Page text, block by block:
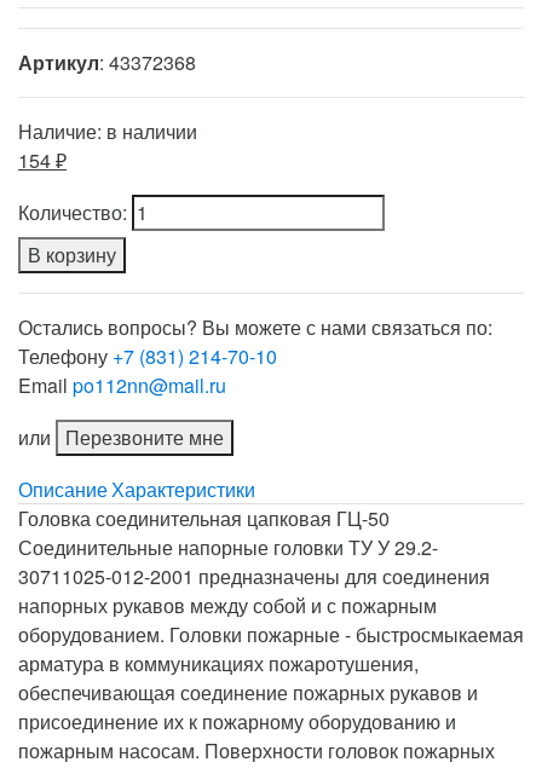
Артикул: 43372368
Наличие: в наличии
154 ₽
Количество:
В корзину
Остались вопросы? Вы можете с нами связаться по:
Телефону +7 (831) 214-70-10
Email po112nn@mail.ru
или
Перезвоните мне
ОписаниеХарактеристики
Головка соединительная цапковая ГЦ-50
Соединительные напорные головки ТУ У 29.2-
30711025-012-2001 предназначены для соединения
напорных рукавов между собой и с пожарным
оборудованием. Головки пожарные - быстросмыкаемая
арматура в коммуникациях пожаротушения,
обеспечивающая соединение пожарных рукавов и
присоединение их к пожарному оборудованию и
пожарным насосам. Поверхности головок пожарных